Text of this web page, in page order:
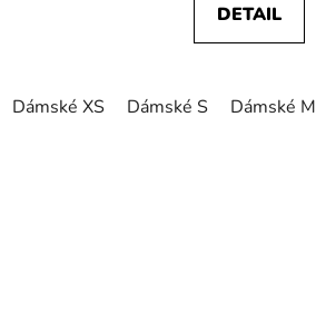
DETAIL
Dámské XS Dámské S Dámské M